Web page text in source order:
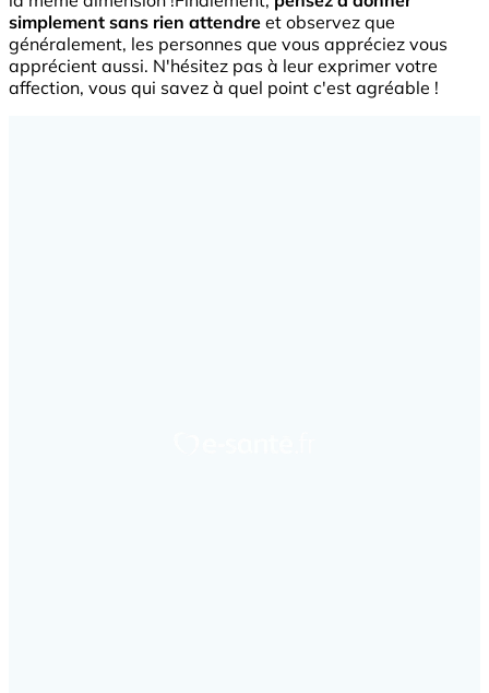
simplement sans rien attendre et observez que
généralement, les personnes que vous appréciez vous
apprécient aussi. N'hésitez pas à leur exprimer votre
affection, vous qui savez à quel point c'est agréable !